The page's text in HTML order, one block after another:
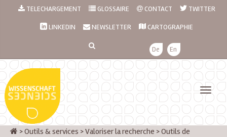
TELECHARGEMENT GLOSSAIRE CONTACT TWITTER
LINKEDIN NEWSLETTER CARTOGRAPHIE
De En
>Outils & services >Valoriser la recherche >Outils de